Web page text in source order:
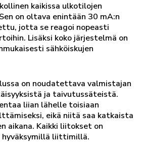
kaikissa ulkotilojen
on oltava enintään 30 mA:n
jotta se reagoi nopeasti
Lisäksi koko järjestelmä on
sähköiskujen
on noudatettava valmistajan
ja taivutussäteistä.
liian lähelle toisiaan
eikä niitä saa katkaista
aikana. Kaikki liitokset on
liittimillä.